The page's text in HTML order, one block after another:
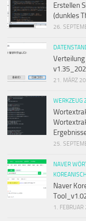
Erstellen
(dunkles
26.
Verteilung
21. MÄRZ
WERKZEUG
25.
NAVER
Naver
1.